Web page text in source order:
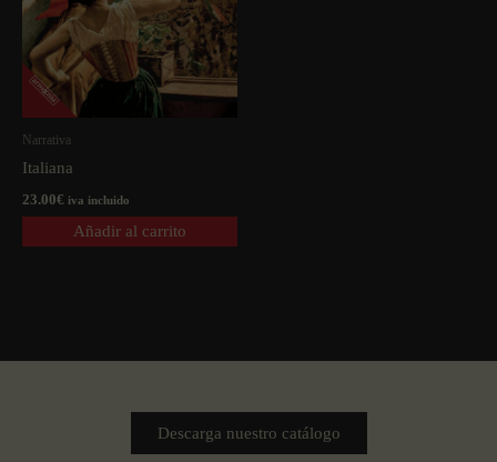
Narrativa
Italiana
23.00€ iva incluido
Añadir al carrito
Descarga nuestro catálogo